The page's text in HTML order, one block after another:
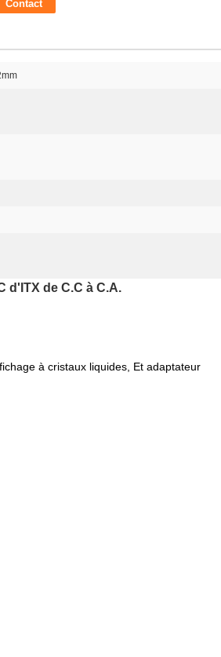
Contact
d'ITX de C.C à C.A.
à cristaux liquides, Et adaptateur